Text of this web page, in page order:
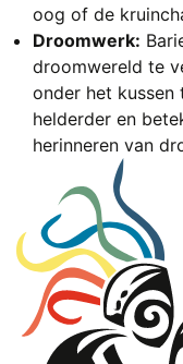
oog of de
Droomwerk:
droomwereld te
onder het kussen
helderder en
herinneren van